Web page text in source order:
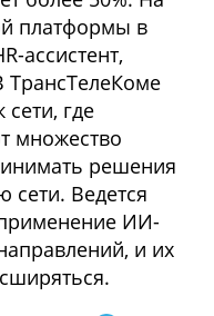
платформы в
ассистент,
где
множество
решения
сети. Ведется
ИИ-
и их